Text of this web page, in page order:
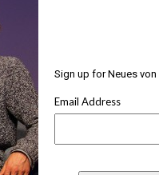
Sign up for Neues
Email Address